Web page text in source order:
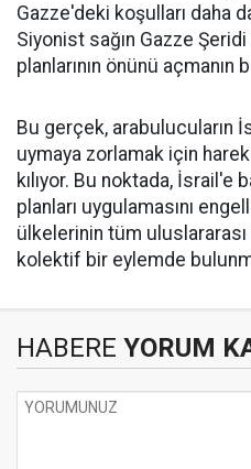
Gazze'deki koşulları daha
Siyonist sağın Gazze
planlarının önünü açmanın
Bu gerçek, arabulucuların
uymaya zorlamak için
kılıyor. Bu noktada, İsrail'e
planları uygulamasını
ülkelerinin tüm
kolektif bir eylemde
HABERE YORUM